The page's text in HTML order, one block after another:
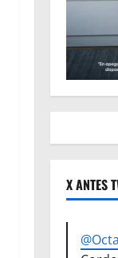
X ANTES